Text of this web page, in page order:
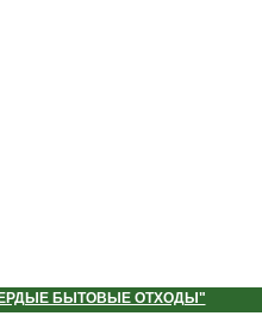
БЫТОВЫЕ ОТХОДЫ"